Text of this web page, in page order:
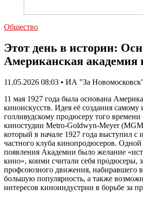
Общество
Этот день в истории:
Американская академия
11.05.2026 08:03 • ИА "За
11 мая 1927 года была основана
киноискусств. Идея её создания самому
голливудскому продюсеру того
киностудии Metro-Goldwyn-Meyer
который в начале 1927 года выступил с
частного клуба кинопродюсеров.
появления Академии было желание
кино», коими считали себя продюсеры,
профсоюзного движения, набиравшего
большую популярность, а также
интересов киноиндустрии в борьбе за